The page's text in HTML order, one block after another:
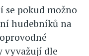
se pokud možno
hudebníků na
vyvažují dle